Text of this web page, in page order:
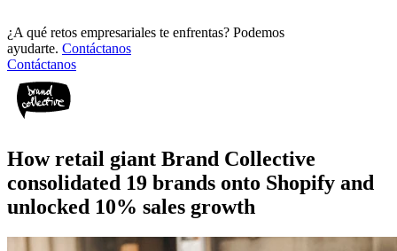
¿A qué retos empresariales te enfrentas? Podemos
ayudarte. Contáctanos
Contáctanos
How retail giant Brand Collective
consolidated 19 brands onto Shopify and
unlocked 10% sales growth